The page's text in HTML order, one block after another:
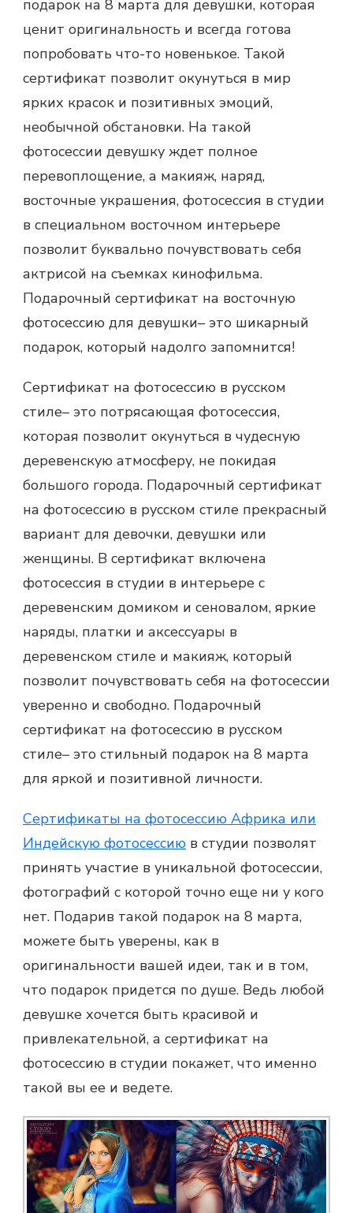
подарок на 8 марта для девушки, которая
ценит оригинальность и всегда готова
попробовать что-то новенькое. Такой
сертификат позволит окунуться в мир
ярких красок и позитивных эмоций,
необычной обстановки. На такой
фотосессии девушку ждет полное
перевоплощение, а макияж, наряд,
восточные украшения, фотосессия в студии
в специальном восточном интерьере
позволит буквально почувствовать себя
актрисой на съемках кинофильма.
Подарочный сертификат на восточную
фотосессию для девушки– это шикарный
подарок, который надолго запомнится!
Сертификат на фотосессию в русском
стиле– это потрясающая фотосессия,
которая позволит окунуться в чудесную
деревенскую атмосферу, не покидая
большого города. Подарочный сертификат
на фотосессию в русском стиле прекрасный
вариант для девочки, девушки или
женщины. В сертификат включена
фотосессия в студии в интерьере с
деревенским домиком и сеновалом, яркие
наряды, платки и аксессуары в
деревенском стиле и макияж, который
позволит почувствовать себя на фотосессии
уверенно и свободно. Подарочный
сертификат на фотосессию в русском
стиле– это стильный подарок на 8 марта
для яркой и позитивной личности.
Сертификаты на фотосессию Африка или
Индейскую фотосессию в студии позволят
принять участие в уникальной фотосессии,
фотографий с которой точно еще ни у кого
нет. Подарив такой подарок на 8 марта,
можете быть уверены, как в
оригинальности вашей идеи, так и в том,
что подарок придется по душе. Ведь любой
девушке хочется быть красивой и
привлекательной, а сертификат на
фотосессию в студии покажет, что именно
такой вы ее и ведете.